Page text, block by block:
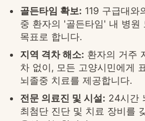
골든타임 확보: 119 구급대와
중 환자의 '골든타임' 내 병원
목표로 합니다.
지역 격차 해소: 환자의 거주
차 없이, 모든 고양시민에게
뇌졸중 치료를 제공합니다.
전문 의료진 및 시설: 24시간
최첨단 진단 및 치료 장비를